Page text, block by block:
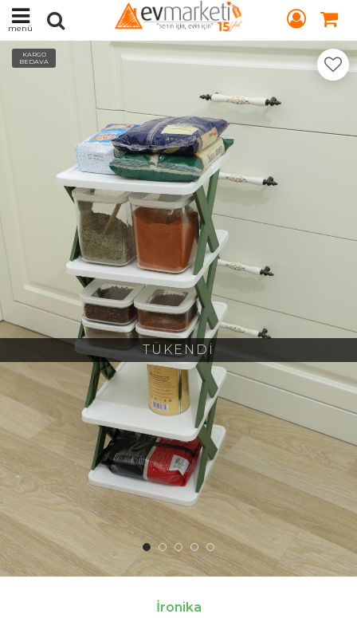
menü
TÜKENDİ
KARGO
BEDAVA
İronika